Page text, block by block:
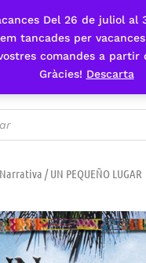
Del 26 de juliol al
tancades per
comandes a partir
Gràcies! Descarta
te'n sòcia
Narrativa / UN PEQUEÑO LUGAR